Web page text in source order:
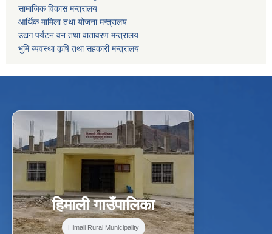
सामाजिक विकास मन्त्रालय
आर्थिक मामिला तथा योजना मन्त्रालय
उद्यग पर्यटन वन तथा वातावरण मन्त्रालय
भुमि ब्यवस्था कृषि तथा सहकारी मन्त्रालय
f Facebook ⋯
हिमाली गाउँपालिका
Himali Rural Municipality